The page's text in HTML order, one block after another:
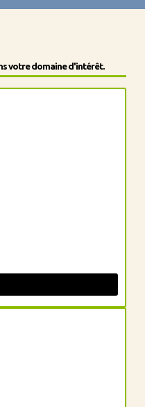
votre domaine d'intérêt.